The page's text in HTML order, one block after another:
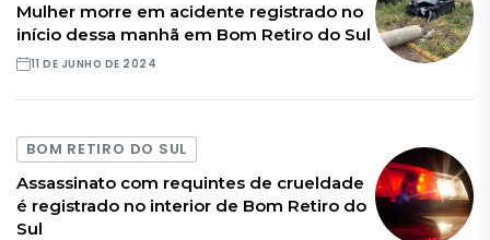
Mulher morre em acidente registrado no
início dessa manhã em Bom Retiro do Sul
11 DE JUNHO DE 2024
BOM RETIRO DO SUL
Assassinato com requintes de crueldade
é registrado no interior de Bom Retiro do
Sul